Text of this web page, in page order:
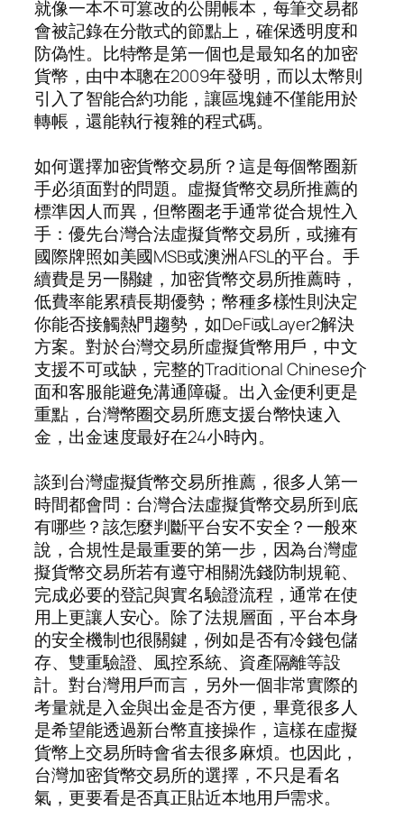
就像一本不可篡改的公開帳本，每筆交易都
會被記錄在分散式的節點上，確保透明度和
防偽性。比特幣是第一個也是最知名的加密
貨幣，由中本聰在2009年發明，而以太幣則
引入了智能合約功能，讓區塊鏈不僅能用於
轉帳，還能執行複雜的程式碼。
如何選擇加密貨幣交易所？這是每個幣圈新
手必須面對的問題。虛擬貨幣交易所推薦的
標準因人而異，但幣圈老手通常從合規性入
手：優先台灣合法虛擬貨幣交易所，或擁有
國際牌照如美國MSB或澳洲AFSL的平台。手
續費是另一關鍵，加密貨幣交易所推薦時，
低費率能累積長期優勢；幣種多樣性則決定
你能否接觸熱門趨勢，如DeFi或Layer2解決
方案。對於台灣交易所虛擬貨幣用戶，中文
支援不可或缺，完整的Traditional Chinese介
面和客服能避免溝通障礙。出入金便利更是
重點，台灣幣圈交易所應支援台幣快速入
金，出金速度最好在24小時內。
談到台灣虛擬貨幣交易所推薦，很多人第一
時間都會問：台灣合法虛擬貨幣交易所到底
有哪些？該怎麼判斷平台安不安全？一般來
說，合規性是最重要的第一步，因為台灣虛
擬貨幣交易所若有遵守相關洗錢防制規範、
完成必要的登記與實名驗證流程，通常在使
用上更讓人安心。除了法規層面，平台本身
的安全機制也很關鍵，例如是否有冷錢包儲
存、雙重驗證、風控系統、資產隔離等設
計。對台灣用戶而言，另外一個非常實際的
考量就是入金與出金是否方便，畢竟很多人
是希望能透過新台幣直接操作，這樣在虛擬
貨幣上交易所時會省去很多麻煩。也因此，
台灣加密貨幣交易所的選擇，不只是看名
氣，更要看是否真正貼近本地用戶需求。